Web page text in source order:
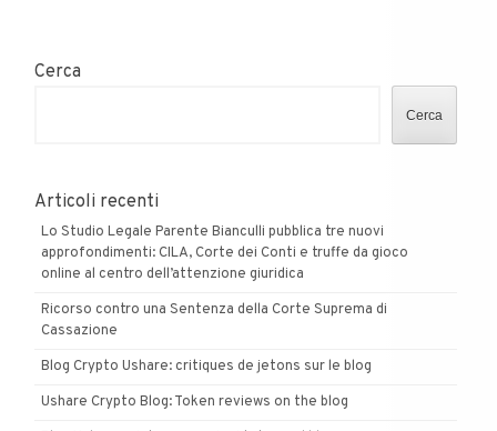
Delle
Cerca
Cerca
Articoli recenti
Lo Studio Legale Parente Bianculli pubblica tre nuovi
approfondimenti: CILA, Corte dei Conti e truffe da gioco
online al centro dell’attenzione giuridica
Ricorso contro una Sentenza della Corte Suprema di
Cassazione
Blog Crypto Ushare: critiques de jetons sur le blog
Ushare Crypto Blog: Token reviews on the blog